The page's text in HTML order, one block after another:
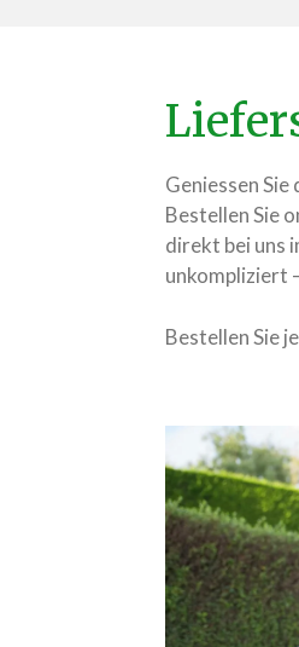
Geniessen
Bestellen Sie
direkt bei uns
unkompliziert
Bestellen Sie